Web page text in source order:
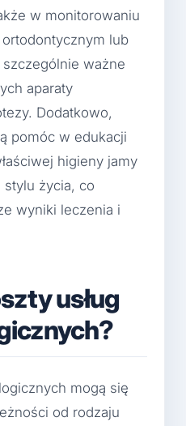
w monitorowaniu
lub
ważne
aparaty
Dodatkowo,
pomóc w edukacji
higieny jamy
życia, co
wyniki leczenia i
usług
mogą się
od rodzaju